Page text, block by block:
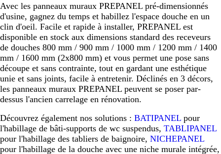
Avec les panneaux muraux PREPANEL pré-dimensionnés
d'usine, gagnez du temps et habillez l'espace douche en un
clin d'oeil. Facile et rapide à installer, PREPANEL est
disponible en stock aux dimensions standard des receveurs
de douches 800 mm / 900 mm / 1000 mm / 1200 mm / 1400
mm / 1600 mm (2x800 mm) et vous permet une pose sans
découpe et sans contrainte, tout en gardant une esthétique
unie et sans joints, facile à entretenir. Déclinés en 3 décors,
les panneaux muraux PREPANEL peuvent se poser par-
dessus l'ancien carrelage en rénovation.
Découvrez également nos solutions : BATIPANEL pour
l'habillage de bâti-supports de wc suspendus, TABLIPANEL
pour l'habillage des tabliers de baignoire, NICHEPANEL
pour l'habillage de la douche avec une niche murale intégrée,